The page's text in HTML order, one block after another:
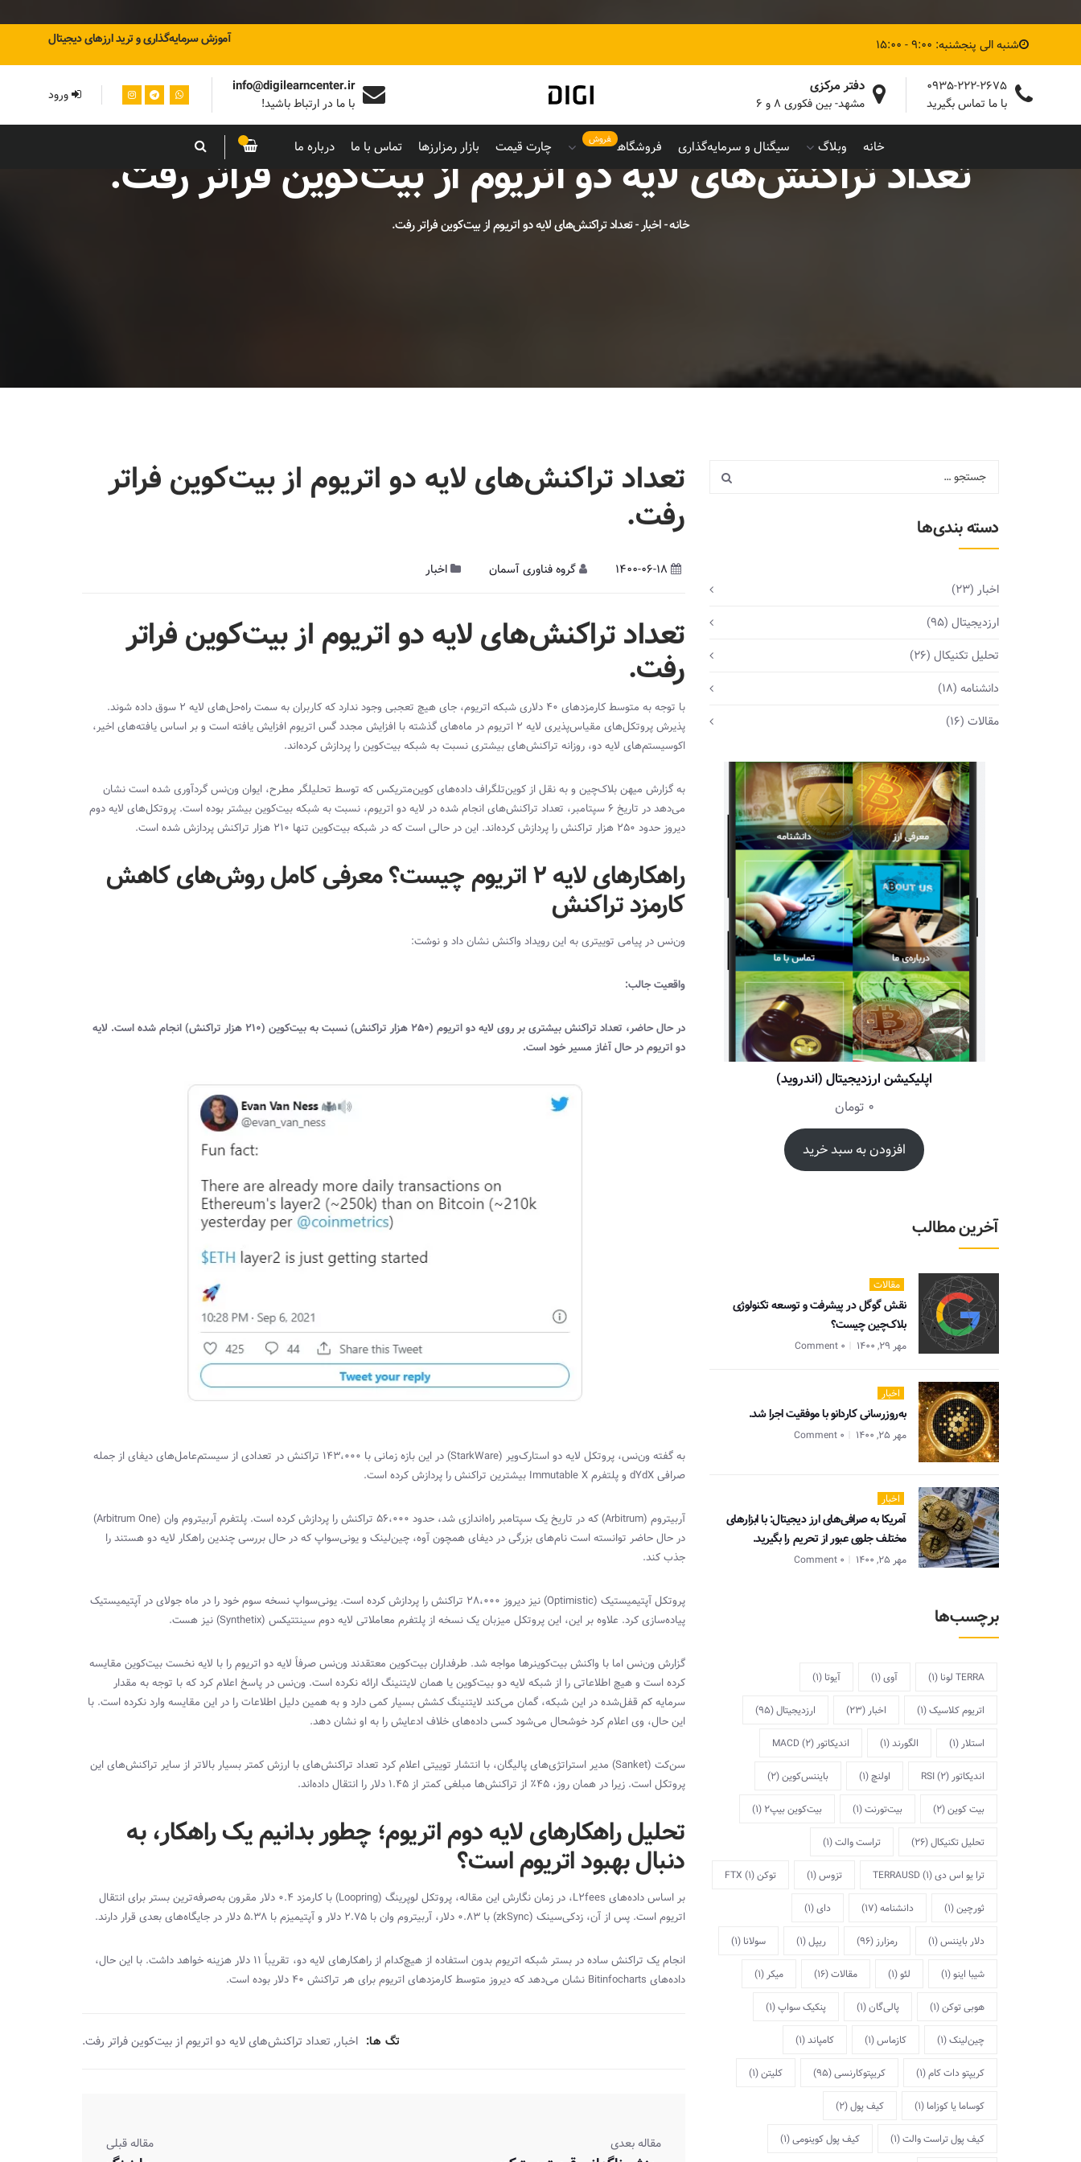
شنبه الی پنجشنبه: 9:00 - 15:00 آموزش سرمایه‌گذاری و ترید ارزهای دیجیتال
0935-222-2675
با ما تماس بگیرید
دفتر مرکزی
مشهد- بین فکوری ۸ و ۶
info@digilearncenter.ir
با ما در ارتباط باشید! ورود
خانه وبلاگ سیگنال و سرمایه‌گذاری فروشگاه فروش چارت قیمت بازار رمزارزها تماس با ما درباره ما
تعداد تراکنش‌های لایه دو اتریوم از بیت‌کوین فراتر رفت.
خانه-اخبار-تعداد تراکنش‌های لایه دو اتریوم از بیت‌کوین فراتر رفت.
تعداد تراکنش‌های لایه دو اتریوم از بیت‌کوین فراتر
رفت.
1400-06-18 گروه فناوری آسمان اخبار
تعداد تراکنش‌های لایه دو اتریوم از بیت‌کوین فراتر
رفت.
با توجه به متوسط کارمزدهای ۴۰ دلاری شبکه اتریوم، جای هیچ تعجبی وجود ندارد که کاربران به سمت راه‌حل‌های لایه ۲ سوق داده شوند.
پذیرش پروتکل‌های مقیاس‌پذیری لایه ۲ اتریوم در ماه‌های گذشته با افزایش مجدد گس اتریوم افزایش یافته است و بر اساس یافته‌های اخیر،
اکوسیستم‌های لایه دو، روزانه تراکنش‌های بیشتری نسبت به شبکه بیت‌کوین را پردازش کرده‌اند.
به گزارش میهن بلاک‌چین و به نقل از کوین‌تلگراف داده‌های کوین‌متریکس که توسط تحلیلگر مطرح، ایوان ون‌نس گردآوری شده است نشان
می‌دهد در تاریخ ۶ سپتامبر، تعداد تراکنش‌های انجام شده در لایه دو اتریوم، نسبت به شبکه بیت‌کوین بیشتر بوده است. پروتکل‌های لایه دوم
دیروز حدود ۲۵۰ هزار تراکنش را پردازش کرده‌اند. این در حالی است که در شبکه بیت‌کوین تنها ۲۱۰ هزار تراکنش پردازش شده است.
راهکارهای لایه ۲ اتریوم چیست؟ معرفی کامل روش‌های کاهش
کارمزد تراکنش
ون‌نس در پیامی توییتری به این رویداد واکنش نشان داد و نوشت:
واقعیت جالب:
در حال حاضر، تعداد تراکنش بیشتری بر روی لایه دو اتریوم (۲۵۰ هزار تراکنش) نسبت به بیت‌کوین (۲۱۰ هزار تراکنش) انجام شده است. لایه
دو اتریوم در حال آغاز مسیر خود است.
به گفته ون‌نس، پروتکل لایه دو استارک‌ویر (StarkWare
) در این بازه زمانی با ۱۴۳،۰۰۰ تراکنش در تعدادی از سیستم‌عامل‌های دیفای از جمله
صرافیdYdX و پلتفرمImmutable X بیشترین تراکنش را پردازش کرده است.
آربیتروم (Arbitrum) که در تاریخ یک سپتامبر راه‌اندازی شد، حدود ۵۶،۰۰۰ تراکنش را پردازش کرده است. پلتفرم آربیتروم وان ( Arbitrum One
)
در حال حاضر توانسته است نام‌های بزرگی در دیفای همچون آوه، چین‌لینک و یونی‌سواپ که در حال بررسی چندین راهکار لایه دو هستند را
جذب کند.
پروتکل آپتیمیستیک (Optimistic
) نیز دیروز ۲۸،۰۰۰ تراکنش را پردازش کرده است. یونی‌سواپ نسخه سوم خود را در ماه جولای در آپتیمیستیک
پیاده‌سازی کرد. علاوه بر این، این پروتکل میزبان یک نسخه از پلتفرم معاملاتی لایه دوم سینتتیکس (Synthetix) نیز هست.
گزارش ون‌نس اما با واکنش بیت‌کوینرها مواجه شد. طرفداران بیت‌کوین معتقدند ون‌نس صرفاً لایه دو اتریوم را با لایه نخست بیت‌کوین مقایسه
کرده است و هیچ اطلاعاتی را از شبکه لایه دو بیت‌کوین یا همان لایتنینگ ارائه نکرده است. ون‌نس در پاسخ اعلام کرد که با توجه به مقدار
سرمایه کم قفل‌شده در این شبکه، گمان می‌کند لایتنینگ کشش بسیار کمی دارد و به همین دلیل اطلاعات را در این مقایسه وارد نکرده است. با
این حال، وی اعلام کرد خوشحال می‌شود کسی داده‌های خلاف ادعایش را به او نشان دهد.
سن‌کت (Sanket) مدیر استراتژی‌های پالیگان، با انتشار توییتی اعلام کرد تعداد تراکنش‌های با ارزش کمتر بسیار بالاتر از سایر تراکنش‌های این
پروتکل است. زیرا در همان روز، ۴۵٪ از تراکنش‌ها مبلغی کمتر از ۱.۴۵ دلار را انتقال داده‌اند.
تحلیل راهکارهای لایه دوم اتریوم؛ چطور بدانیم یک راهکار، به
‌دنبال بهبود اتریوم است؟
بر اساس داده‌های L2fees، در زمان نگارش این مقاله، پروتکل لوپرینگ (Loopring
) با کارمزد ۰.۴ دلار مقرون‌ به‌صرفه‌ترین بستر برای انتقال
اتریوم است. پس از آن، زدکی‌سینک (zkSync) با ۰.۸۳ دلار، آربیتروم وان با ۲.۷۵ دلار و آپتیمیزم با ۵.۳۸ دلار در جایگاه‌های بعدی قرار دارند.
انجام یک تراکنش ساده در بستر شبکه اتریوم بدون استفاده از هیچ‌کدام از راهکارهای لایه دو، تقریباً ۱۱ دلار هزینه خواهد داشت. با این حال،
داده‌های Bitinfocharts نشان می‌دهد که دیروز متوسط کارمزدهای اتریوم برای هر تراکنش ۴۰ دلار بوده است.
تگ ها: اخبار, تعداد تراکنش‌های لایه دو اتریوم از بیت‌کوین فراتر رفت.
مقاله قبلی مقاله بعدی
دسته بندی‌ها
اخبار (23)
ارزدیجیتال (95)
تحلیل تکنیکال (26)
دانشنامه (18)
مقالات (16)
اپلیکیشن ارزدیجیتال (اندروید)
0 تومان
افزودن به سبد خرید
آخرین مطالب
مقالات
نقش گوگل در پیشرفت و توسعه تکنولوژی
بلاک‌چین چیست؟
مهر 29, 1400 0 Comment
اخبار
به‌روزرسانی کاردانو با موفقیت اجرا شد.
مهر 25, 1400 0 Comment
اخبار
آمریکا به صرافی‌های ارز دیجیتال: با ابزارهای
مختلف جلوی عبور از تحریم را بگیرید.
مهر 25, 1400 0 Comment
برچسب‌ها
TERRA لونا (1) آوی(1) آیوتا (1)
اتریوم کلاسیک(1) اخبار (23) ارزدیجیتال(95)
استلار (1) الگورند(1) اندیکاتور MACD (2)
اندیکاتور RSI (2) اولنچ(1) بایننس‌کوین(2)
بیت کوین(2) بیت‌تورنت(1) بیت‌کوین بیپ2 (1)
تحلیل تکنیکال(26) تراست والت(1)
ترا یو اس دی TERRAUSD(1) تزوس(1) توکن FTX(1)
ثورچین(1) دانشنامه(17) دای(1)
دلار بایننس(1) رمزارز (96) ریپل(1) سولانا (1)
شیبا اینو(1) لئو(1) مقالات(16) میکر (1)
هوبی توکن(1) پالی‌گان(1) پنکیک سواپ(1)
چین‌لینک(1) کازماس(1) کامپاند(1)
کریپتو دات کام(1) کریپتوکارنسی(95) کلیتن(1)
کوساما یا کوزاما (1) کیف پول(2)
کیف پول تراست والت(1) کیف پول کوینومی(1)